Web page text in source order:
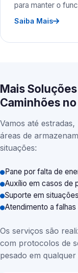
para manter o
Saiba Mais
Mais
Caminhões
Vamos até
áreas de
situações:
Pane por falta de
Auxílio em casos de
Suporte em
Atendimento a
Os serviços são
com protocolos de
pesado em